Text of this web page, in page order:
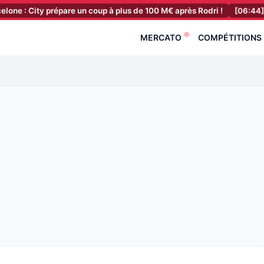
prépare un coup à plus de 100 M€ après Rodri ! [06:44] OM :
MERCATO COMPÉTITIONS